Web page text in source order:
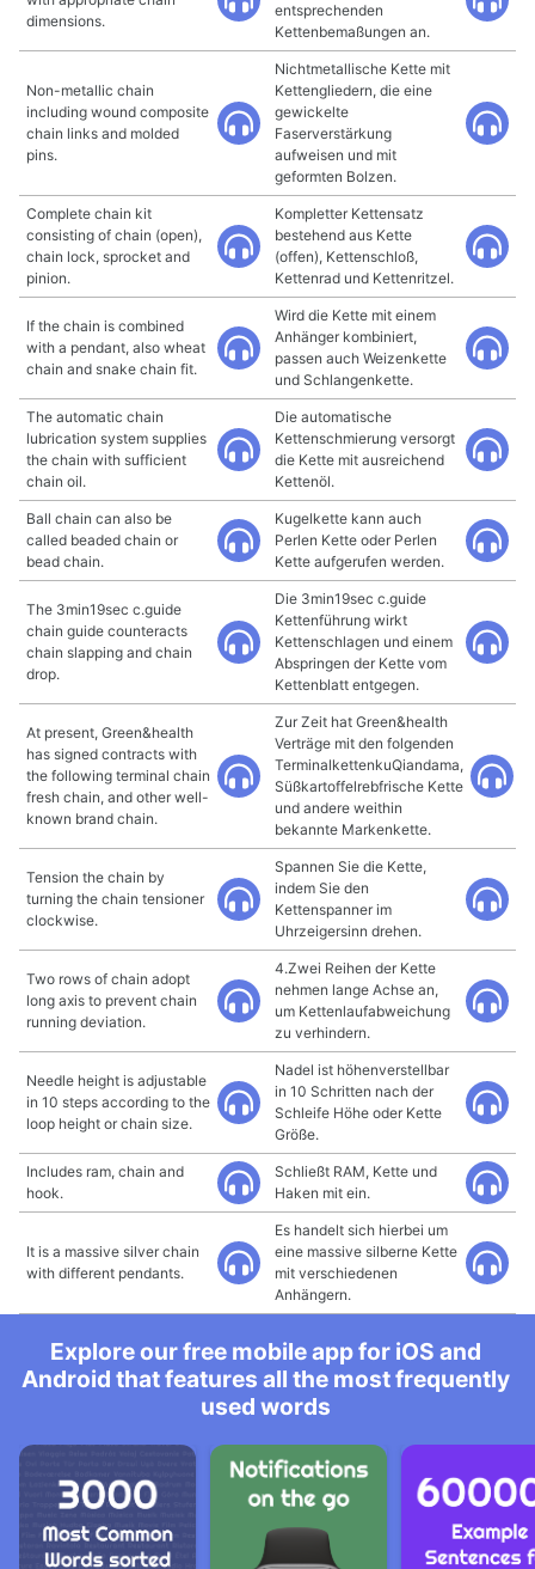
dimensions.
entsprechenden
Kettenbemaßungen an.
Non-metallic chain
including wound composite
chain links and molded
pins.
Nichtmetallische Kette mit
Kettengliedern, die eine
gewickelte
Faserverstärkung
aufweisen und mit
geformten Bolzen.
Complete chain kit
consisting of chain (open),
chain lock, sprocket and
pinion.
Kompletter Kettensatz
bestehend aus Kette
(offen), Kettenschloß,
Kettenrad und Kettenritzel.
If the chain is combined
with a pendant, also wheat
chain and snake chain fit.
Wird die Kette mit einem
Anhänger kombiniert,
passen auch Weizenkette
und Schlangenkette.
The automatic chain
lubrication system supplies
the chain with sufficient
chain oil.
Die automatische
Kettenschmierung versorgt
die Kette mit ausreichend
Kettenöl.
Ball chain can also be
called beaded chain or
bead chain.
Kugelkette kann auch
Perlen Kette oder Perlen
Kette aufgerufen werden.
The 3min19sec c.guide
chain guide counteracts
chain slapping and chain
drop.
Die 3min19sec c.guide
Kettenführung wirkt
Kettenschlagen und einem
Abspringen der Kette vom
Kettenblatt entgegen.
At present, Green&health
has signed contracts with
the following terminal chain
fresh chain, and other well-
known brand chain.
Zur Zeit hat Green&health
Verträge mit den folgenden
TerminalkettenkuQiandama,
Süßkartoffelrebfrische Kette
und andere weithin
bekannte Markenkette.
Tension the chain by
turning the chain tensioner
clockwise.
Spannen Sie die Kette,
indem Sie den
Kettenspanner im
Uhrzeigersinn drehen.
Two rows of chain adopt
long axis to prevent chain
running deviation.
4.Zwei Reihen der Kette
nehmen lange Achse an,
um Kettenlaufabweichung
zu verhindern.
Needle height is adjustable
in 10 steps according to the
loop height or chain size.
Nadel ist höhenverstellbar
in 10 Schritten nach der
Schleife Höhe oder Kette
Größe.
Includes ram, chain and
hook.
Schließt RAM, Kette und
Haken mit ein.
It is a massive silver chain
with different pendants.
Es handelt sich hierbei um
eine massive silberne Kette
mit verschiedenen
Anhängern.
Explore our free mobile app for iOS and
Android that features all the most frequently
used words